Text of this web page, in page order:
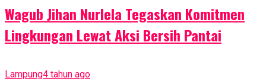
Wagub Jihan Nurlela Tegaskan Komitmen
Lingkungan Lewat Aksi Bersih Pantai
Lampung4 tahun ago